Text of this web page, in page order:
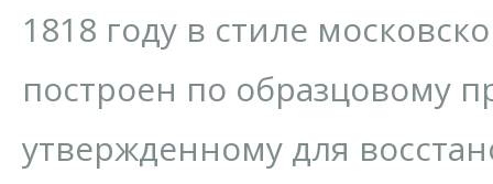
1818 году в стиле
построен по образцовому
утвержденному для